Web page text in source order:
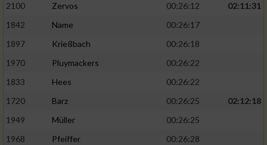
2100
Zervos 00:26:12
02:11:31
1842
Name
00:26:17
1897
Krießbach
00:26:18
1970
Pluymackers
00:26:22
1833
Hees
00:26:22
1720
Barz 00:26:25
02:12:18
1949
Müller
00:26:25
1968
Pfeiffer
00:26:28